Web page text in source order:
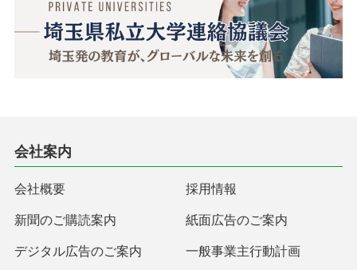
会社案内
会社概要 採用情報
新聞のご購読案内 紙面広告のご案内
デジタル広告のご案内 一般事業主行動計画